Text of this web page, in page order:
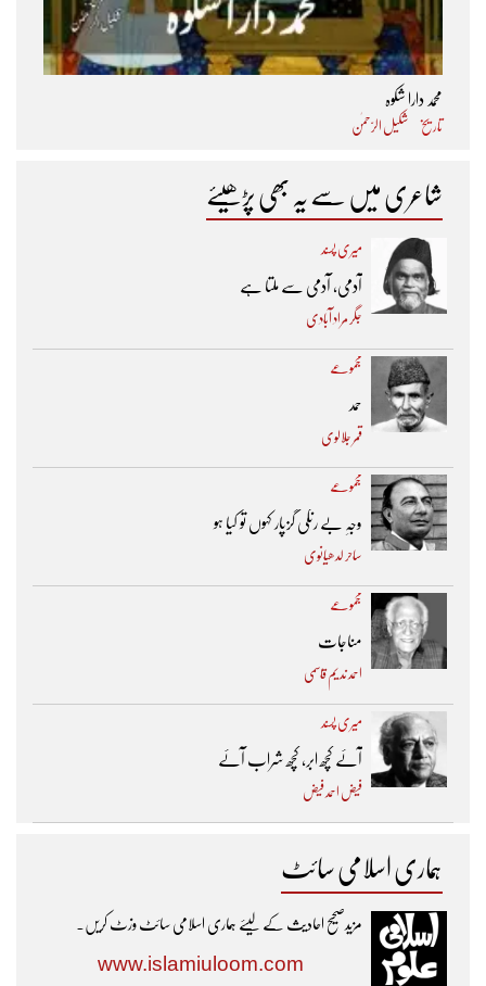
محمد دارا شکوہ
تاریخ شکیل الرّحمٰن
شاعری میں سے یہ بھی پڑھیئے
میری پسند
آدمی، آدمی سے ملتا ہے
جگر مراد آبادی
مجموعے
حمد
قمر جلالوی
مجموعے
وجہِ بے رنگی گزپار کہوں تو کیا ہو
ساحر لدھیانوی
مجموعے
مناجات
احمد ندیم قاسمی
میری پسند
آئے کچھ ابر، کچھ شراب آئے
فیض احمد فیض
ہماری اسلامی سائٹ
مزیدصحیح احادیث کے لیئے ہماری اسلامی سائٹ وزٹ کریں۔
www.islamiuloom.com